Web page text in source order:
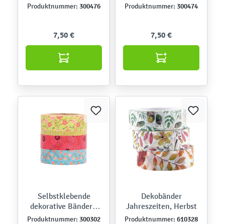
Produktnummer: 300476
7,50 €
Produktnummer: 300474
7,50 €
Selbstklebende
dekorative Bänder -
Blumen 1
Produktnummer: 300302
Dekobänder
Jahreszeiten, Herbst
Produktnummer: 610328